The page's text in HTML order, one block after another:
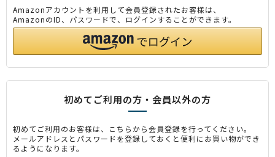
Amazonアカウントを利用して会員登録されたお客様は、
AmazonのID、パスワードで、ログインすることができます。
初めてご利用の方・会員以外の方
初めてご利用のお客様は、こちらから会員登録を行ってください。
メールアドレスとパスワードを登録しておくと便利にお買い物ができ
るようになります。